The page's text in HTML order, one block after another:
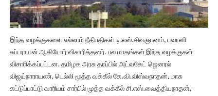
இந்த வழக்குகளை எல்லாம் நீதிபதிகள் டி.எஸ்.சிவஞானம், பவானி
சுப்பராயன் ஆகியோர் விசாரித்தனர். பல மாதங்கள் இந்த வழக்குகள்
விசாரிக்கப்பட்டன. தமிழக அரசு தரப்பில் அட்வகேட் ஜெனரல்
விஜய்நாராயண், டெல்லி மூத்த வக்கீல் கே.வி.விஸ்வநாதன், மாசு
கட்டுப்பாட்டு வாரியம் சார்பில் மூத்த வக்கீல் சி.எஸ்.வைத்தியநாதன்,